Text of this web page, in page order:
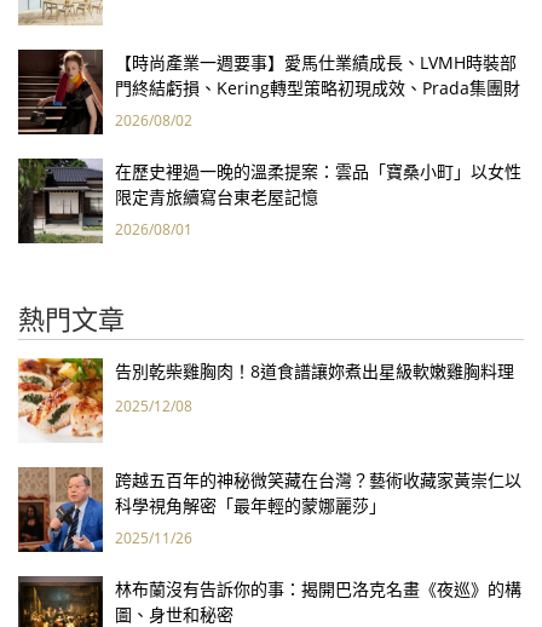
【時尚產業一週要事】愛馬仕業績成長、LVMH時裝部
門終結虧損、Kering轉型策略初現成效、Prada集團財
報亮眼
2026/08/02
在歷史裡過一晚的溫柔提案：雲品「寶桑小町」以女性
限定青旅續寫台東老屋記憶
2026/08/01
熱門文章
告別乾柴雞胸肉！8道食譜讓妳煮出星級軟嫩雞胸料理
2025/12/08
跨越五百年的神秘微笑藏在台灣？藝術收藏家黃崇仁以
科學視角解密「最年輕的蒙娜麗莎」
2025/11/26
林布蘭沒有告訴你的事：揭開巴洛克名畫《夜巡》的構
圖、身世和秘密